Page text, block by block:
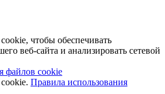
чтобы обеспечивать
веб-сайта и анализировать сетевой
файлов cookie
Правила использования